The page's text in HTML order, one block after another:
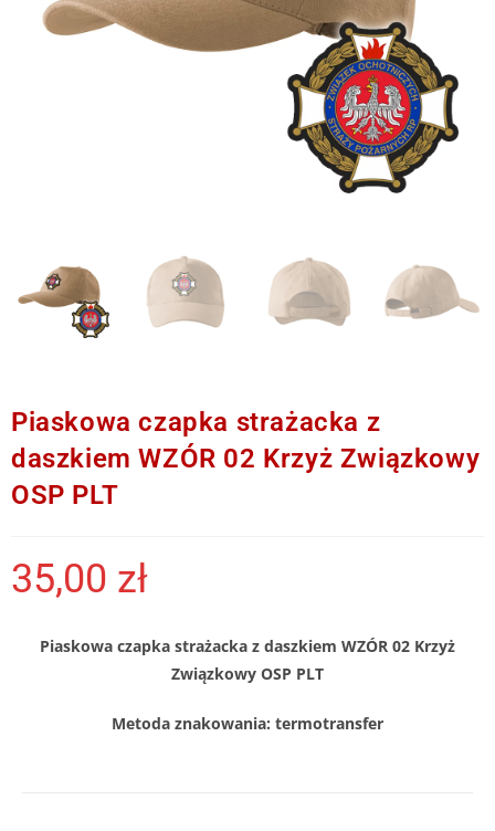
Piaskowa czapka strażacka z
daszkiem WZÓR 02 Krzyż Związkowy
OSP PLT
35,00 zł
Piaskowa czapka strażacka z daszkiem WZÓR 02 Krzyż
Związkowy OSP PLT
Metoda znakowania: termotransfer